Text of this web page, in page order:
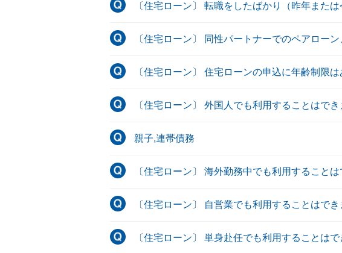
〔住宅ローン〕 転職をしたばかり（昨年また
〔住宅ローン〕 同性パートナーでのペアロー
〔住宅ローン〕 住宅ローンの申込に年齢制限は
〔住宅ローン〕 外国人でも利用することはでき
親子,連帯債務
〔住宅ローン〕 海外勤務中でも利用することは
〔住宅ローン〕 自営業でも利用することはでき
〔住宅ローン〕 単身赴任でも利用することはで